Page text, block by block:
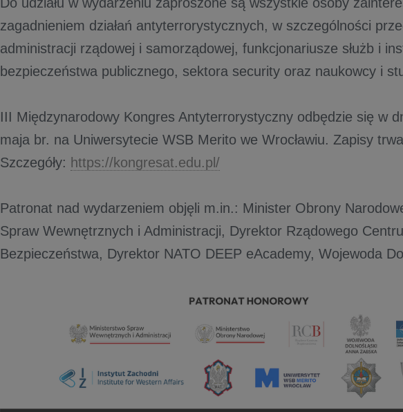
zagadnieniem działań antyterrorystycznych, w szczególności
administracji rządowej i samorządowej, funkcjonariusze służb i
bezpieczeństwa publicznego, sektora security oraz naukowcy i
III Międzynarodowy Kongres Antyterrorystyczny odbędzie się w
maja br. na Uniwersytecie WSB Merito we Wrocławiu. Zapisy
Szczegóły: https://kongresat.edu.pl/
Patronat nad wydarzeniem objęli m.in.: Minister Obrony
Spraw Wewnętrznych i Administracji, Dyrektor Rządowego
Bezpieczeństwa, Dyrektor NATO DEEP eAcademy, Wojewoda